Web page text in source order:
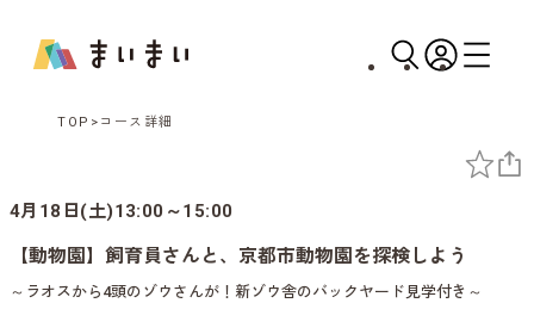
TOP コース詳細
4月18日(土)13:00～15:00
【動物園】飼育員さんと、京都市動物園を探検しよう
～ラオスから4頭のゾウさんが！新ゾウ舎のバックヤード見学付き～